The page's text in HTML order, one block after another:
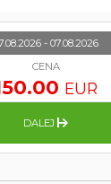
- 07.08.2026
CENA
EUR
DALEJ